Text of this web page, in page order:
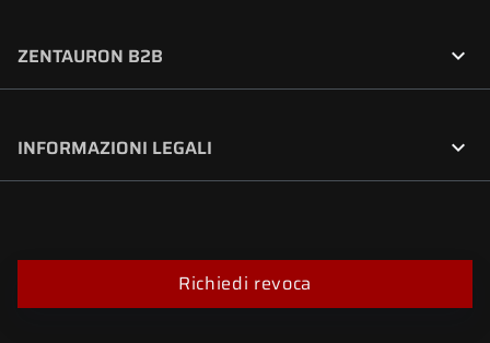
ZENTAURON B2B 
INFORMAZIONI LEGALI 
Richiedi revoca